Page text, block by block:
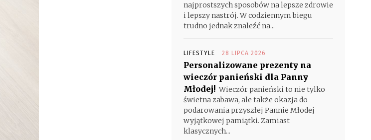
najprostszych sposobów na lepsze zdrowie
i lepszy nastrój. W codziennym biegu
trudno jednak znaleźć na...
LIFESTYLE 28 LIPCA 2026
Personalizowane prezenty na
wieczór panieński dla Panny
Młodej! Wieczór panieński to nie tylko
świetna zabawa, ale także okazja do
podarowania przyszłej Pannie Młodej
wyjątkowej pamiątki. Zamiast
klasycznych...